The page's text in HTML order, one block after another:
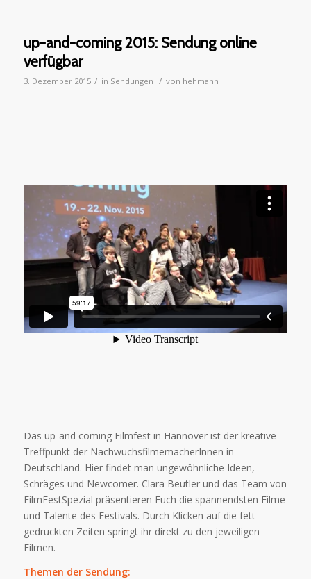
up-and-coming 2015: Sendung online
verfügbar
3. Dezember 2015 / in Sendungen / von hehmann
Das up-and coming Filmfest in Hannover ist der kreative
Treffpunkt der NachwuchsfilmemacherInnen in
Deutschland. Hier findet man ungewöhnliche Ideen,
Schräges und Newcomer. Clara Beutler und das Team von
FilmFestSpezial präsentieren Euch die spannendsten Filme
und Talente des Festivals. Durch Klicken auf die fett
gedruckten Zeiten springt ihr direkt zu den jeweiligen
Filmen.
Themen der Sendung: